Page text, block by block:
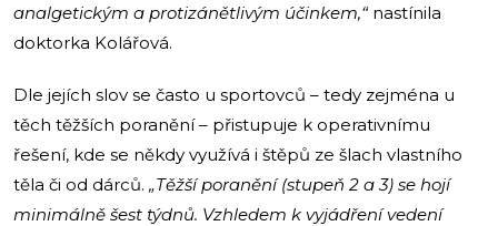
analgetickým a protizánětlivým účinkem,“nastínila
doktorka Kolářová.
Dle jejích slov se často u sportovců – tedy zejména u
těch těžších poranění – přistupuje k operativnímu
řešení, kde se někdy využívá i štěpů ze šlach vlastního
těla či od dárců. „Těžší poranění (stupeň 2 a 3) se hojí
minimálně šest týdnů. Vzhledem k vyjádření vedení